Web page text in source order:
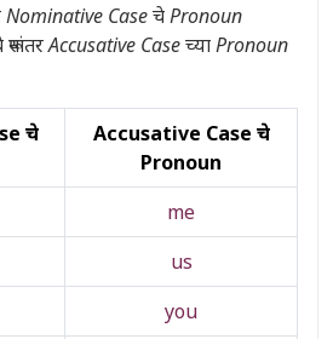
Nominative CaseचेPronoun
Accusative Caseच्याPronoun
चे
Accusative Case चे
Pronoun
me
us
you